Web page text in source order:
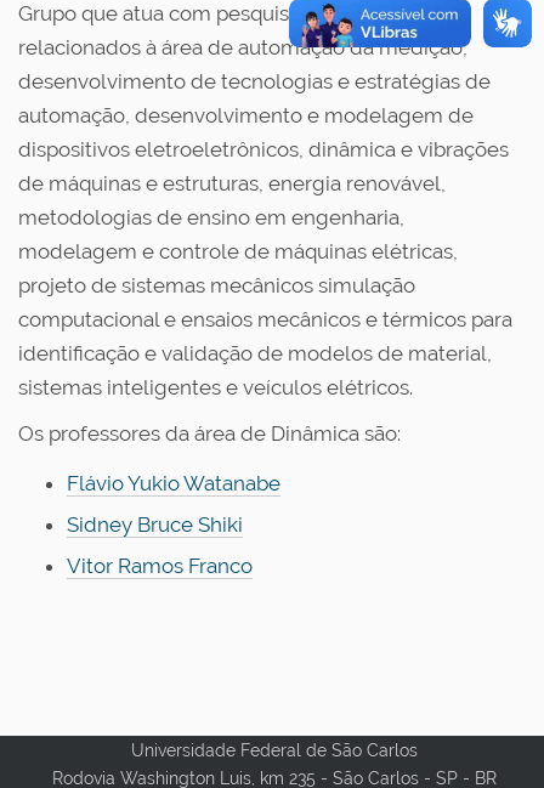
Grupo que atua com pesquisa em temas
relacionados à área de automação da medição,
desenvolvimento de tecnologias e estratégias de
automação, desenvolvimento e modelagem de
dispositivos eletroeletrônicos, dinâmica e vibrações
de máquinas e estruturas, energia renovável,
metodologias de ensino em engenharia,
modelagem e controle de máquinas elétricas,
projeto de sistemas mecânicos simulação
computacional e ensaios mecânicos e térmicos para
identificação e validação de modelos de material,
sistemas inteligentes e veículos elétricos.
Os professores da área de Dinâmica são:
Flávio Yukio Watanabe
Sidney Bruce Shiki
Vitor Ramos Franco
Universidade Federal de São Carlos
Rodovia Washington Luis, km 235 - São Carlos - SP - BR